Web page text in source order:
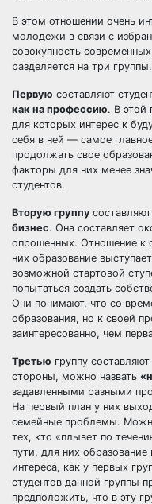
В этом отношении очень
молодежи в связи с
совокупность
разделяется на три группы.
Первую составляют
как на профессию. В этой
для которых интерес к
себя в ней — самое
продолжать свое
факторы для них менее
студентов.
Вторую группу
бизнес. Она составляет
опрошенных. Отношение к
них образование
возможной стартовой
попытаться создать
Они понимают, что со
образования, но к своей
заинтересованно, чем
Третью группу
стороны, можно назвать
задавленными разными
На первый план у них
семейные проблемы.
тех, кто «плывет по
пути, для них
интереса, как у первых
студентов данной группы
предположить, что в эту